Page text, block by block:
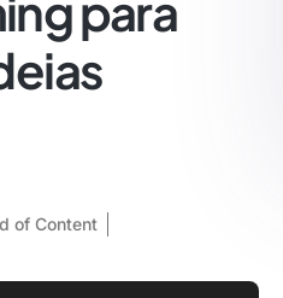
of Content